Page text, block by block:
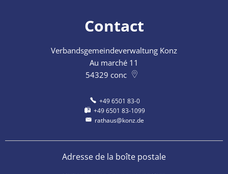
Contact
Verbandsgemeindeverwaltung Konz
Au marché 11
54329 conc
+49 6501 83-0
+49 6501 83-1099
rathaus@konz.de
Adresse de la boîte postale